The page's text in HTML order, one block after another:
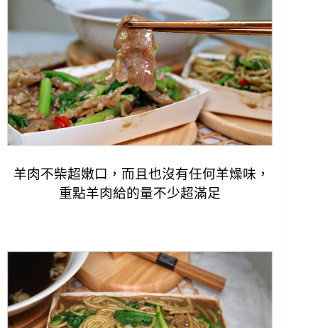
羊肉不柴超嫩口，而且也沒有任何羊燥味，
重點羊肉給的量不少超滿足